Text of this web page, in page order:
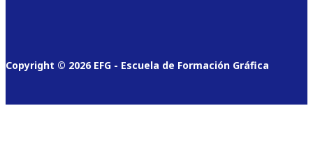
Copyright © 2026 EFG - Escuela de Formación Gráfica